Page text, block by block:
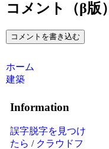
コメント（β版）
コメントを書き込む
ホーム
建築
Information
誤字脱字を見つけ
たら / クラウドフ